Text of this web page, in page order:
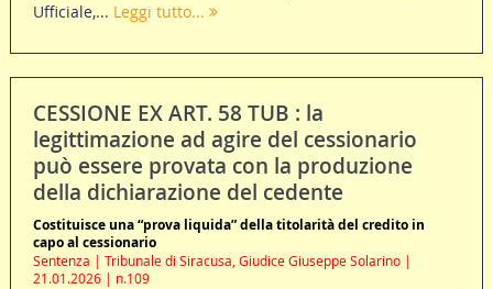
Ufficiale,... Leggi tutto...
CESSIONE EX ART. 58 TUB : la
legittimazione ad agire del cessionario
può essere provata con la produzione
della dichiarazione del cedente
Costituisce una “prova liquida” della titolarità del credito in
capo al cessionario
Sentenza | Tribunale di Siracusa, Giudice Giuseppe Solarino |
21.01.2026 | n.109